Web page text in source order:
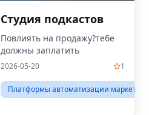
Студия подкастов
Повлиять на продажу?тебе
должны заплатить
2026-05-20 1
Платформы автоматизации